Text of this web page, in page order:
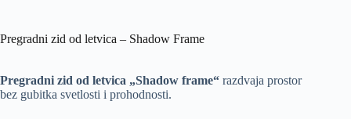
Pregradni zid od letvica – Shadow Frame
Pregradni zid od letvica „Shadow frame“ razdvaja prostor
bez gubitka svetlosti i prohodnosti.